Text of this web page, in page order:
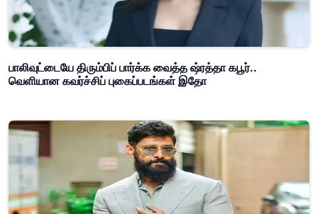
பாலிவுட்டையே திரும்பிப் பார்க்க வைத்த ஷ்ரத்தா கபூர்..
வெளியான கவர்ச்சிப் புகைப்படங்கள் இதோ